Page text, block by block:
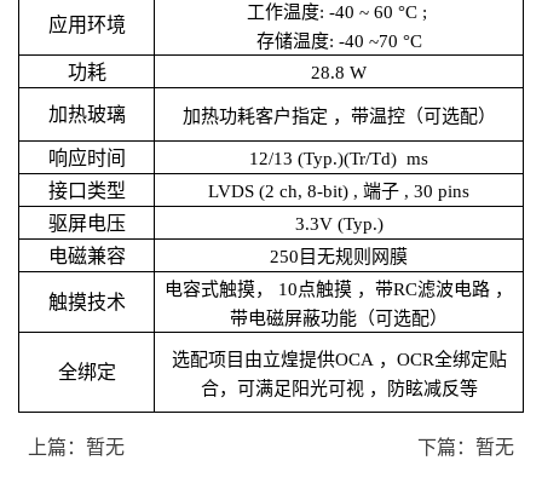
应用环境
工作温度: -40 ~ 60 °C ;
存储温度: -40 ~70 °C
功耗 28.8 W
加热玻璃 加热功耗客户指定 ，带温控（可选配）
响应时间 12/13 (Typ.)(Tr/Td) ms
接口类型 LVDS (2 ch, 8-bit) , 端子 , 30 pins
驱屏电压 3.3V (Typ.)
电磁兼容 250目无规则网膜
触摸技术
电容式触摸， 10点触摸 ，带RC滤波电路 ，
带电磁屏蔽功能（可选配）
全绑定
选配项目由立煌提供OCA ，OCR全绑定贴
合，可满足阳光可视 ，防眩减反等
上篇：暂无 下篇：暂无